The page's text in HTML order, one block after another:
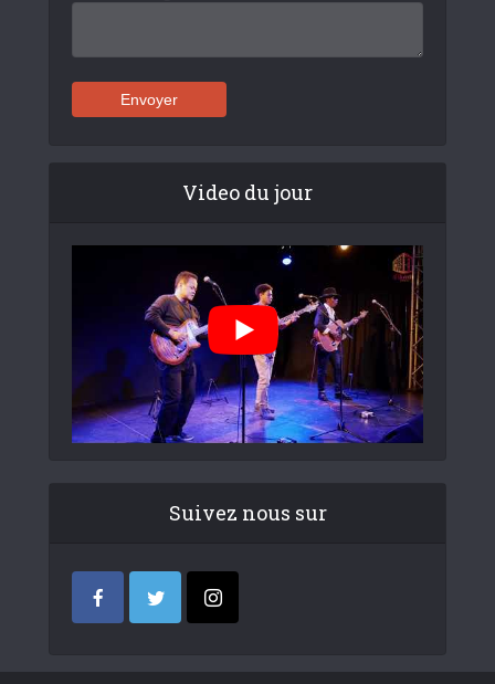
Video du jour
Suivez nous sur